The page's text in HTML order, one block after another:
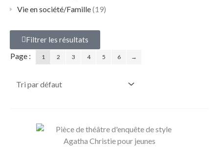
Vie en société/Famille(19)
Filtrer les résultats
1 2 3 4 5 6 →